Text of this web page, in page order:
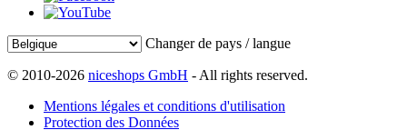
Changer de pays / langue
© 2010-2026 niceshops GmbH - All rights reserved.
Mentions légales et conditions d'utilisation
Protection des Données